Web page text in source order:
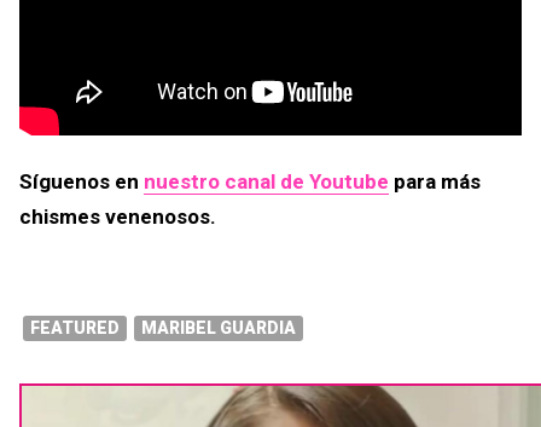
Síguenos en nuestro canal de Youtube para más
chismes venenosos.
FEATURED MARIBEL GUARDIA